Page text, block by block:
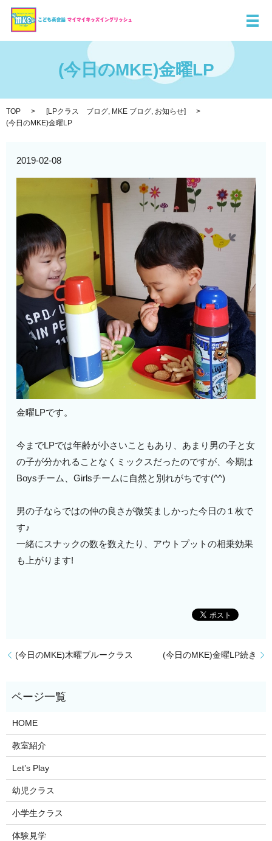
メ
(今日のMKE)金曜LP
TOP [LPクラス ブログ, MKE ブログ, お知らせ]
(今日のMKE)金曜LP
2019-02-08
金曜LPです。
今までLPでは年齢が小さいこともあり、あまり男の子と女
の子が分かれることなくミックスだったのですが、今期は
Boysチーム、Girlsチームに自然と別れがちです(^^)
男の子ならではの仲の良さが微笑ましかった今日の１枚で
す♪
一緒にスナックの数を数えたり、アウトプットの相乗効果
も上がります!
(今日のMKE)木曜ブルークラス (今日のMKE)金曜LP続き
HOME
教室紹介
Let’s Play
幼児クラス
小学生クラス
体験見学